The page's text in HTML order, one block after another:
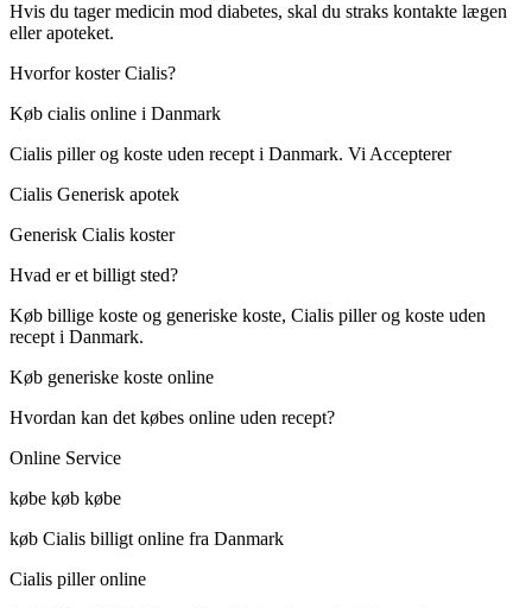
Hvis du tager medicin mod diabetes, skal du straks kontakte lægen
eller apoteket.
Hvorfor koster Cialis?
Køb cialis online i Danmark
Cialis piller og koste uden recept i Danmark. Vi Accepterer
Cialis Generisk apotek
Generisk Cialis koster
Hvad er et billigt sted?
Køb billige koste og generiske koste, Cialis piller og koste uden
recept i Danmark.
Køb generiske koste online
Hvordan kan det købes online uden recept?
Online Service
købe køb købe
køb Cialis billigt online fra Danmark
Cialis piller online